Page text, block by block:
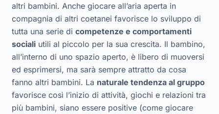
altri bambini. Anche giocare all’aria aperta in
compagnia di altri coetanei favorisce lo sviluppo di
tutta una serie di competenze e comportamenti
sociali utili al piccolo per la sua crescita. Il bambino,
all’interno di uno spazio aperto, è libero di muoversi
ed esprimersi, ma sarà sempre attratto da cosa
fanno altri bambini. La naturale tendenza al gruppo
favorisce così l’inizio di attività, giochi e relazioni tra
più bambini, siano essere positive (come giocare